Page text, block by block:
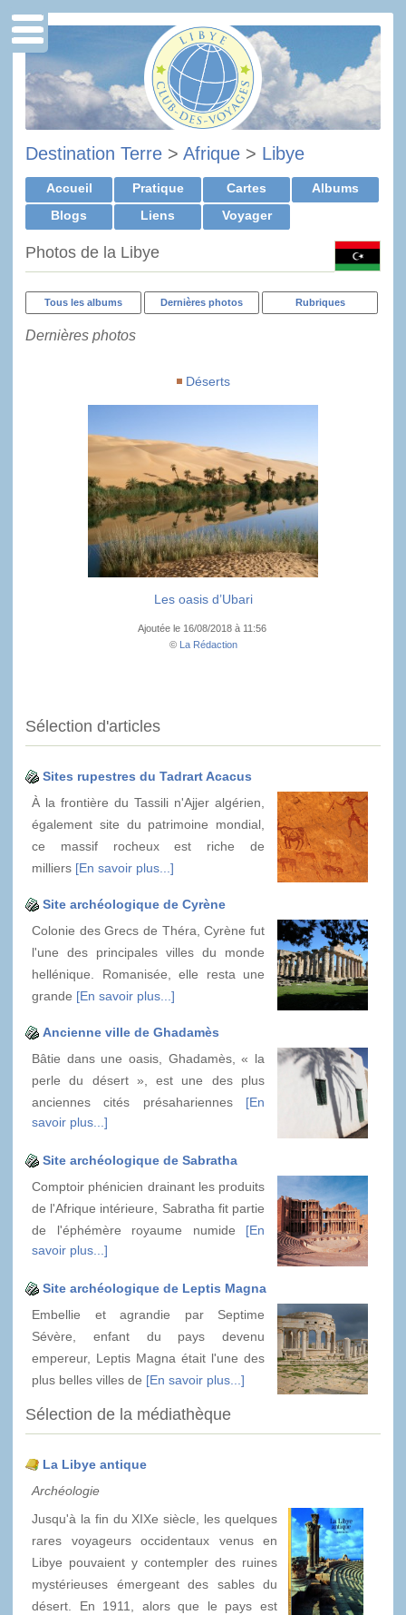
Destination Terre > Afrique > Libye
Accueil Pratique Cartes
Albums
Blogs
Liens Voyager
Photos de la Libye
Tous les albums Dernières photos Rubriques
Dernières photos
Déserts
Les oasis d’Ubari
Ajoutée le 16/08/2018 à 11:56
© La Rédaction
Sélection d'articles
Sites rupestres du Tadrart Acacus
À la frontière du Tassili n'Ajjer algérien,
également site du patrimoine mondial,
ce massif rocheux est riche de
milliers [En savoir plus...]
Site archéologique de Cyrène
Colonie des Grecs de Théra, Cyrène fut
l'une des principales villes du monde
hellénique. Romanisée, elle resta une
grande [En savoir plus...]
Ancienne ville de Ghadamès
Bâtie dans une oasis, Ghadamès, « la
perle du désert », est une des plus
anciennes cités présahariennes [En
savoir plus...]
Site archéologique de Sabratha
Comptoir phénicien drainant les produits
de l'Afrique intérieure, Sabratha fit partie
de l'éphémère royaume numide [En
savoir plus...]
Site archéologique de Leptis Magna
Embellie et agrandie par Septime
Sévère, enfant du pays devenu
empereur, Leptis Magna était l'une des
plus belles villes de [En savoir plus...]
Sélection de la médiathèque
La Libye antique
Archéologie
Jusqu'à la fin du XIXe siècle, les quelques
rares voyageurs occidentaux venus en
Libye pouvaient y contempler des ruines
mystérieuses émergeant des sables du
désert. En 1911, alors que le pays est